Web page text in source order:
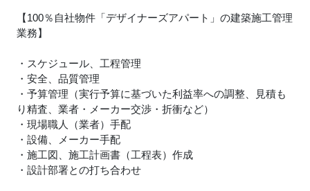
【100％自社物件「デザイナーズアパート」の建築施工管理
業務】
・スケジュール、工程管理
・安全、品質管理
・予算管理（実行予算に基づいた利益率への調整、見積も
り精査、業者・メーカー交渉・折衝など）
・現場職人（業者）手配
・設備、メーカー手配
・施工図、施工計画書（工程表）作成
・設計部署との打ち合わせ